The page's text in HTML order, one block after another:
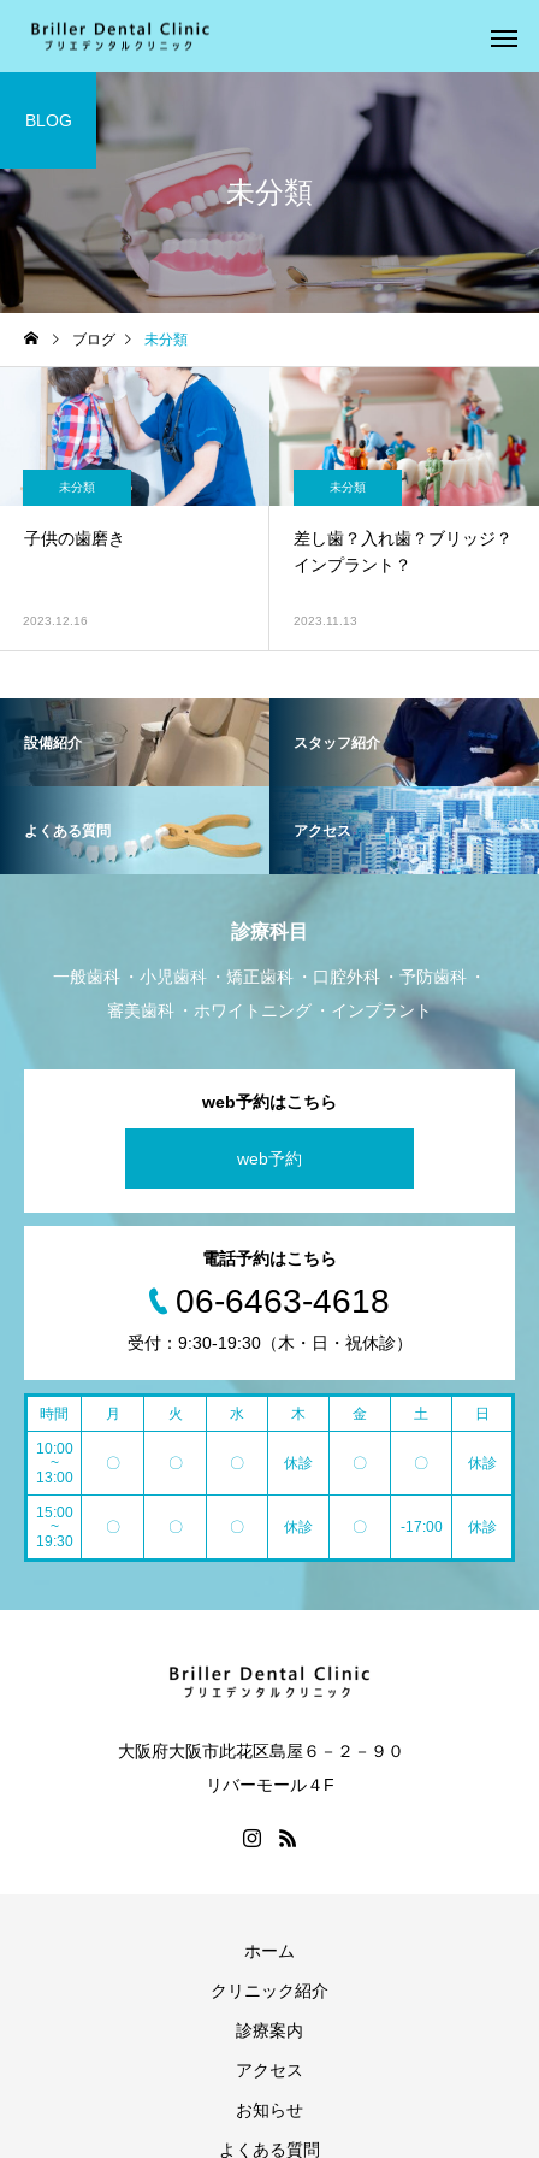
一般歯科 小児歯
予防歯科 審美歯
未分類
BLOG
ブログ 未分類
未分類
子供の歯磨き
2023.12.16
未分類
差し歯？入れ歯？ブリッジ？
インプラント？
2023.11.13
設備紹介 スタッフ紹介
よくある質問 アクセス
診療科目
一般歯科 小児歯科 矯正歯科 口腔外科
予防歯科
審美歯科
ホワイトニング インプラント
web予約はこちら
web予約
電話予約はこちら
06-6463-4618
受付：9:30-19:30（木・日・祝休診）
時間 月 火 水 木 金 土 日
10:00
~
13:00
〇 〇 〇 休診 〇 〇 休診
15:00
~
19:30
〇 〇 〇 休診 〇 -17:00 休診
大阪府大阪市此花区島屋６－２－９０
リバーモール４F
ホーム
クリニック紹介
診療案内
アクセス
お知らせ
よくある質問